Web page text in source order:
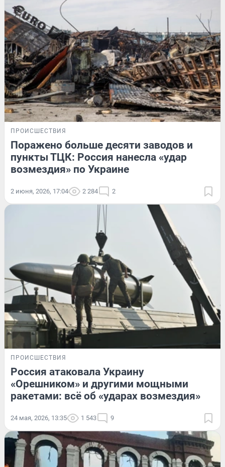
ПРОИСШЕСТВИЯ
Поражено больше десяти заводов и
пункты ТЦК: Россия нанесла «удар
возмездия» по Украине
2 июня, 2026, 17:04 2 284 2
ПРОИСШЕСТВИЯ
Россия атаковала Украину
«Орешником» и другими мощными
ракетами: всё об «ударах возмездия»
24 мая, 2026, 13:35 1 543 9